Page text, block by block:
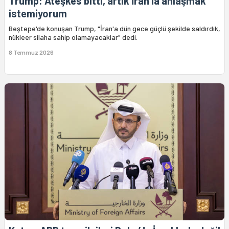
istemiyorum
Beştepe'de konuşan Trump, "İran'a dün gece güçlü şekilde saldırdık,
nükleer silaha sahip olamayacaklar" dedi.
8 Temmuz 2026